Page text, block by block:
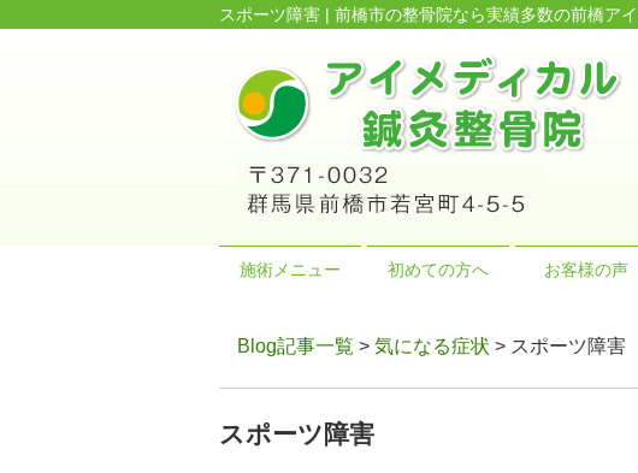
スポーツ障害 | 前橋市の整骨院なら実績多数の前橋ア
施術メニュー 初めての方へ お客様の声
Blog記事一覧 > 気になる症状 > スポーツ障害
スポーツ障害